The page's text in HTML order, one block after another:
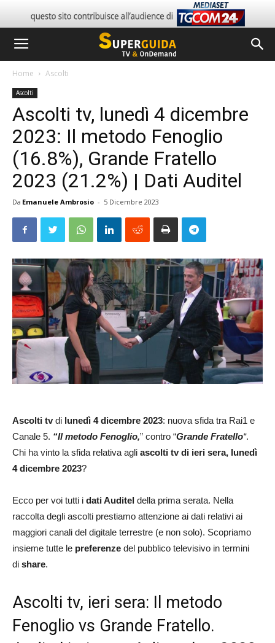
Home Ascolti
Ascolti
Ascolti tv, lunedì 4 dicembre
2023: Il metodo Fenoglio
(16.8%), Grande Fratello
2023 (21.2%) | Dati Auditel
Da Emanuele Ambrosio - 5 Dicembre 2023
Ascolti tvdi lunedì 4 dicembre 2023: nuova sfida tra Rai1 e
Canale 5. “Il metodo Fenoglio,” contro “Grande Fratello“.
Chi ha vinto la sfida relativa agli ascolti tv di ieri sera, lunedì
4 dicembre 2023?
Ecco per voi tutti i dati Auditel della prima serata. Nella
raccolta degli ascolti prestiamo attenzione ai dati relativi ai
maggiori canali del digitale terrestre (e non solo). Scopriamo
insieme tutte le preferenze del pubblico televisivo in termini
di share.
Ascolti tv, ieri sera: Il metodo
Fenoglio vs Grande Fratello.